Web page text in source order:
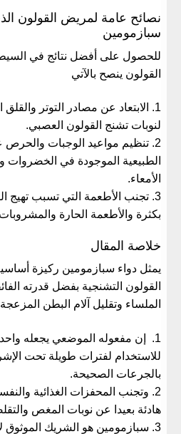
نصائح عامة لمريض القولون
سبازمومين
للحصول على أفضل نتائج في
القولون ينصح بالآتي
الابتعاد عن مصادر التوتر
لنوبات تشنج القولون العصبي.
تنظيم مواعيد الوجبات والحرص
الطبيعية الموجودة في الخضروات
الأمعاء.
تجنب الأطعمة التي تسبب تهيج
بكثرة والأطعمة الحارة والمشروبات
خلاصة المقال
يمثل دواء سبازمومين ركيزة
القولون التشنجية بفضل قدرته
الملساء وتقليل آلام البطن المزعجة
إن مفعوله الموضعي يجعله
للاستخدام لفترات طويلة تحت
بالجرعات الصحيحة.
وتجنب المحفزات الغذائية
هادئة بعيدا عن نوبات المغص
سبازمومين هو الشريك الموثوق